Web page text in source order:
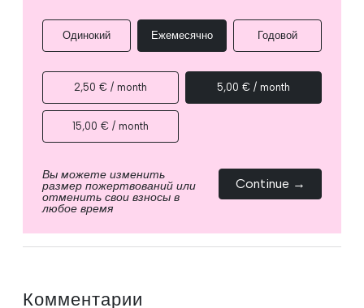
Одинокий Ежемесячно Годовой
2,50 € / month 5,00 € / month
15,00 € / month
Вы можете изменить
размер пожертвований или
отменить свои взносы в
любое время
Continue →
Комментарии